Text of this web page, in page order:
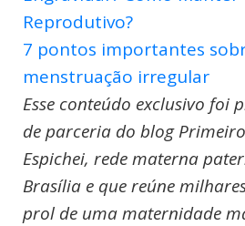
Reprodutivo?
7 pontos importantes
menstruação irregular
Esse conteúdo exclusivo foi
de parceria do blog
Espichei, rede materna
Brasília e que reúne
prol de uma maternidade